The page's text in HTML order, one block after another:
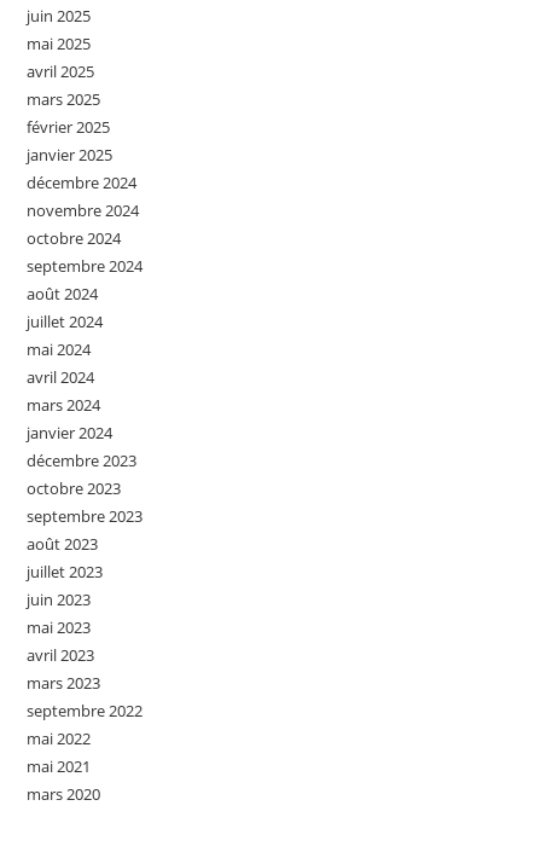
juin 2025
mai 2025
avril 2025
mars 2025
février 2025
janvier 2025
décembre 2024
novembre 2024
octobre 2024
septembre 2024
août 2024
juillet 2024
mai 2024
avril 2024
mars 2024
janvier 2024
décembre 2023
octobre 2023
septembre 2023
août 2023
juillet 2023
juin 2023
mai 2023
avril 2023
mars 2023
septembre 2022
mai 2022
mai 2021
mars 2020